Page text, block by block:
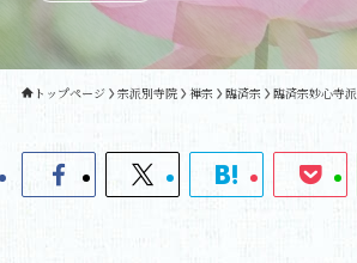
トップページ 宗派別寺院 禅宗 臨済宗 臨済宗妙心寺派